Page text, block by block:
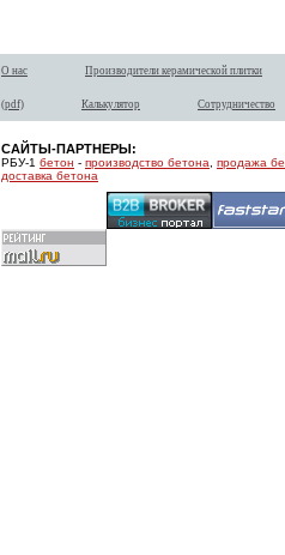
О нас Производители керамической плитки
(pdf) Калькулятор Сотрудничество
САЙТЫ-ПАРТНЕРЫ:
РБУ-1 бетон - производство бетона
продажа
доставка бетона